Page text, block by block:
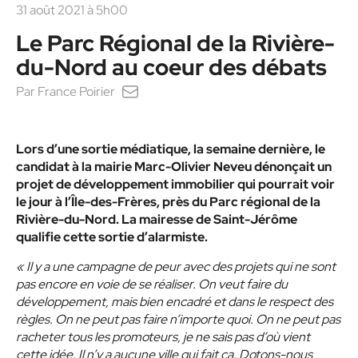
31 août 2021 à 5h00
Le Parc Régional de la Rivière-
du-Nord au coeur des débats
Par France Poirier
Lors d’une sortie médiatique, la semaine dernière, le
candidat à la mairie Marc-Olivier Neveu dénonçait un
projet de développement immobilier qui pourrait voir
le jour à l’Île-des-Frères, près du Parc régional de la
Rivière-du-Nord. La mairesse de Saint-Jérôme
qualifie cette sortie d’alarmiste.
« Il y a une campagne de peur avec des projets qui ne sont
pas encore en voie de se réaliser. On veut faire du
développement, mais bien encadré et dans le respect des
règles. On ne peut pas faire n’importe quoi. On ne peut pas
racheter tous les promoteurs, je ne sais pas d’où vient
cette idée. Il n’y a aucune ville qui fait ça. Dotons-nous